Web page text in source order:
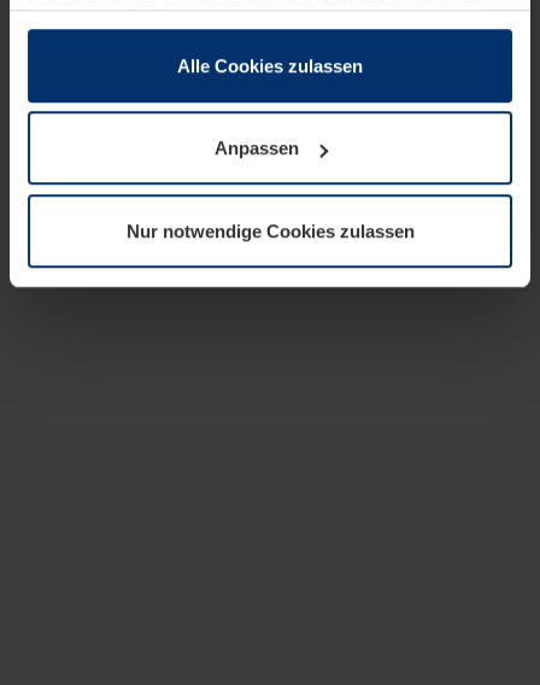
sie im Rahmen Ihrer Nutzung der Dienste gesammelt
wenn diese für den Betrieb dieser Seite unbedingt
notwendig sind. Für alle anderen Cookie-Typen benötigen
wir Ihre Erlaubnis. Ihre Einwilligung können Sie jederzeit
Datenschutzerklärungunserer Website ändern oder
widerrufen.
Alle Cookies zulassen
Anpassen
Nur notwendige Cookies zulassen